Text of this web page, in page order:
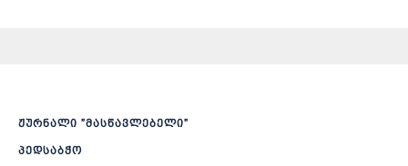
ჟურნალი ”მასწავლებელი”
პედსაბჭო